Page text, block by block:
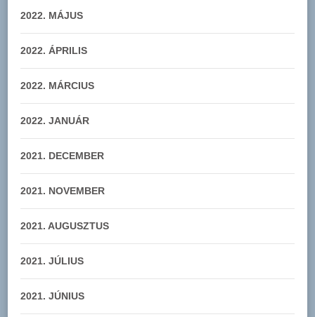
2022. MÁJUS
2022. ÁPRILIS
2022. MÁRCIUS
2022. JANUÁR
2021. DECEMBER
2021. NOVEMBER
2021. AUGUSZTUS
2021. JÚLIUS
2021. JÚNIUS